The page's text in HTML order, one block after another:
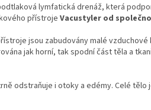
lymfatická drenáž, která
přístroje Vacustyler od
jsou zabudovány malé
jak horní, tak spodní část těla a
odstraňuje i otoky a edémy. Celé